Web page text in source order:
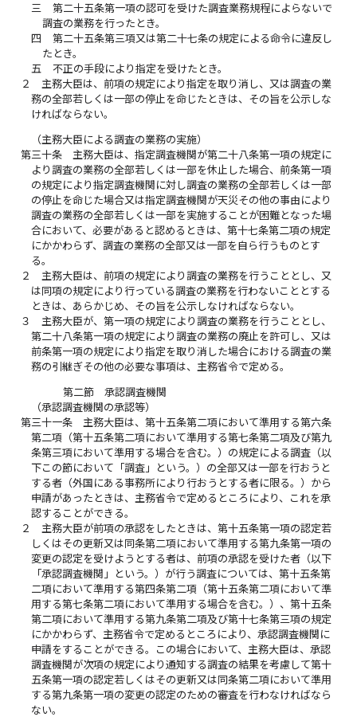
三
第二十五条第一項の認可を受けた調査業務規程によらないで
調査の業務を行ったとき。
四
第二十五条第三項又は第二十七条の規定による命令に違反し
たとき。
五
不正の手段により指定を受けたとき。
２
主務大臣は、前項の規定により指定を取り消し、又は調査の業
務の全部若しくは一部の停止を命じたときは、その旨を公示しな
ければならない。
（主務大臣による調査の業務の実施）
第三十条
主務大臣は、指定調査機関が第二十八条第一項の規定に
より調査の業務の全部若しくは一部を休止した場合、前条第一項
の規定により指定調査機関に対し調査の業務の全部若しくは一部
の停止を命じた場合又は指定調査機関が天災その他の事由により
調査の業務の全部若しくは一部を実施することが困難となった場
合において、必要があると認めるときは、第十七条第二項の規定
にかかわらず、調査の業務の全部又は一部を自ら行うものとす
る。
２
主務大臣は、前項の規定により調査の業務を行うこととし、又
は同項の規定により行っている調査の業務を行わないこととする
ときは、あらかじめ、その旨を公示しなければならない。
３
主務大臣が、第一項の規定により調査の業務を行うこととし、
第二十八条第一項の規定により調査の業務の廃止を許可し、又は
前条第一項の規定により指定を取り消した場合における調査の業
務の引継ぎその他の必要な事項は、主務省令で定める。
第二節 承認調査機関
（承認調査機関の承認等）
第三十一条
主務大臣は、第十五条第二項において準用する第六条
第二項（第十五条第二項において準用する第七条第二項及び第九
条第三項において準用する場合を含む。）の規定による調査（以
下この節において「調査」という。）の全部又は一部を行おうと
する者（外国にある事務所により行おうとする者に限る。）から
申請があったときは、主務省令で定めるところにより、これを承
認することができる。
２
主務大臣が前項の承認をしたときは、第十五条第一項の認定若
しくはその更新又は同条第二項において準用する第九条第一項の
変更の認定を受けようとする者は、前項の承認を受けた者（以下
「承認調査機関」という。）が行う調査については、第十五条第
二項において準用する第四条第二項（第十五条第二項において準
用する第七条第二項において準用する場合を含む。）、第十五条
第二項において準用する第九条第二項及び第十七条第三項の規定
にかかわらず、主務省令で定めるところにより、承認調査機関に
申請をすることができる。この場合において、主務大臣は、承認
調査機関が次項の規定により通知する調査の結果を考慮して第十
五条第一項の認定若しくはその更新又は同条第二項において準用
する第九条第一項の変更の認定のための審査を行わなければなら
ない。